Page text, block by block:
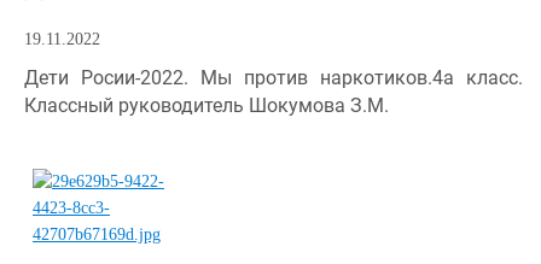
19.11.2022
Дети Росии-2022. Мы против наркотиков.4а класс.
Классный руководитель Шокумова З.М.